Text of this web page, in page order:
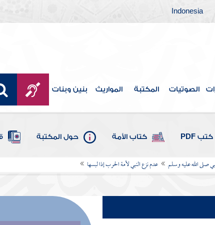
Indonesia
الصوتيات المكتبة المواريث بنين وبنات
كتب PDF كتاب الأمة حول المكتبة
الله عليه وسلم عدم نزع النبي لأمة الحرب إذا لبسها